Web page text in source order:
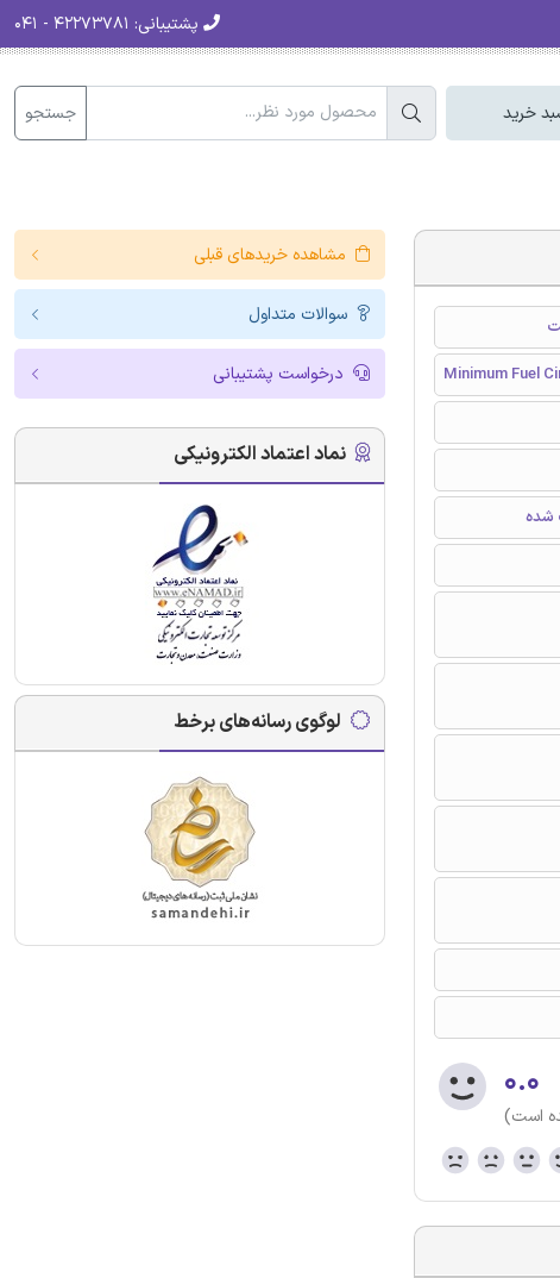
پشتیبانی:
خرید جستجو
Minimum Fuel
شده
۰.۰
است)
مشاهده خریدهای قبلی
سوالات متداول
درخواست پشتیبانی
نماد اعتماد الکترونیکی
لوگوی رسانه‌های برخط